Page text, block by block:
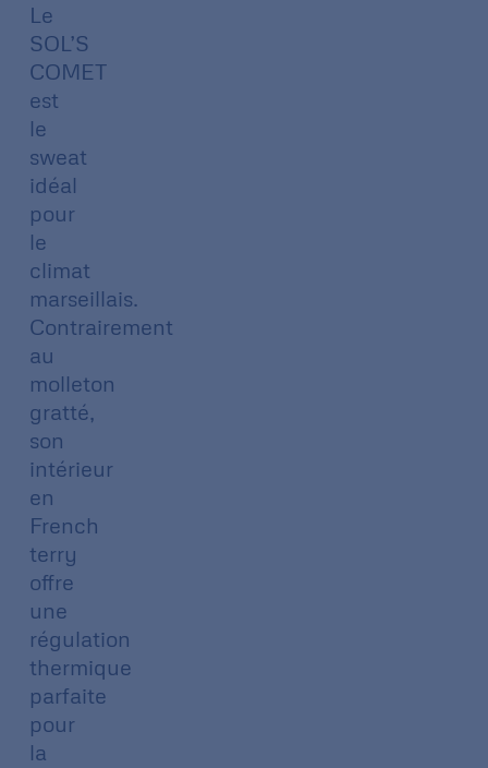
Le
SOL’S
COMET
est
le
sweat
idéal
pour
le
climat
marseillais.
Contrairement
au
molleton
gratté,
son
intérieur
en
French
terry
offre
une
régulation
thermique
parfaite
pour
la